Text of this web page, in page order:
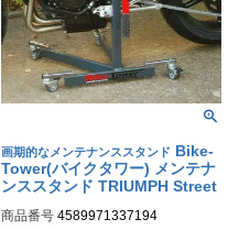
画期的なメンテナンススタンド Bike-
Tower(バイクタワー) メンテナ
ンススタンド TRIUMPH Street
商品番号 4589971337194